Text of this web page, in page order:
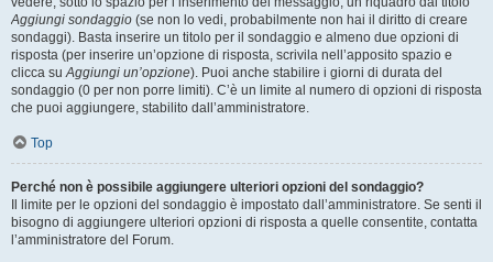
Aggiungi sondaggio (se non lo vedi, probabilmente non hai il diritto di creare
sondaggi). Basta inserire un titolo per il sondaggio e almeno due opzioni di
risposta (per inserire un’opzione di risposta, scrivila nell’apposito spazio e
clicca suAggiungi un’opzione). Puoi anche stabilire i giorni di durata del
sondaggio (0 per non porre limiti). C’è un limite al numero di opzioni di risposta
che puoi aggiungere, stabilito dall’amministratore.
Top
Perché non è possibile aggiungere ulteriori opzioni del sondaggio?
Il limite per le opzioni del sondaggio è impostato dall’amministratore. Se senti il
bisogno di aggiungere ulteriori opzioni di risposta a quelle consentite, contatta
l’amministratore del Forum.